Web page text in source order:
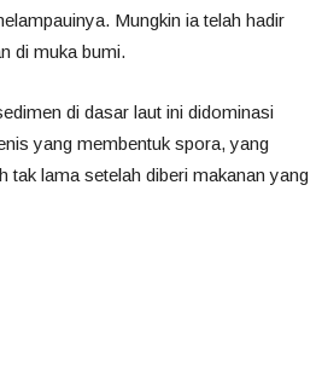
Mungkin ia telah hadir
di muka bumi.
di dasar laut ini didominasi
yang membentuk spora, yang
tak lama setelah diberi makanan yang